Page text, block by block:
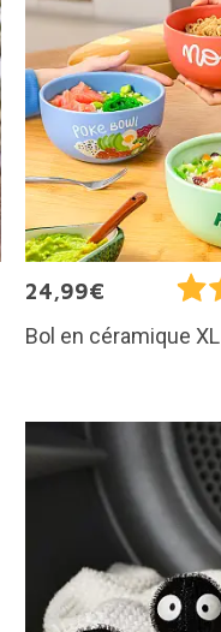
24,99€
Bol en céramique XL